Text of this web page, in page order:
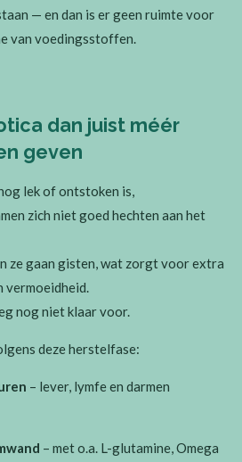
— en dan is er geen ruimte voor
van voedingsstoffen.
dan juist méér
geven
lek of ontstoken is,
zich niet goed hechten aan het
ze gaan gisten, wat zorgt voor extra
vermoeidheid.
nog niet klaar voor.
deze herstelfase:
– lever, lymfe en darmen
– met o.a. L-glutamine, Omega